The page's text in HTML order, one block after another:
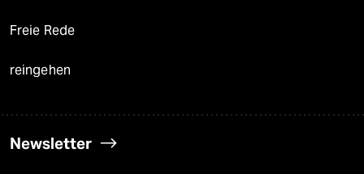
Freie Rede
reingehen
Newsletter